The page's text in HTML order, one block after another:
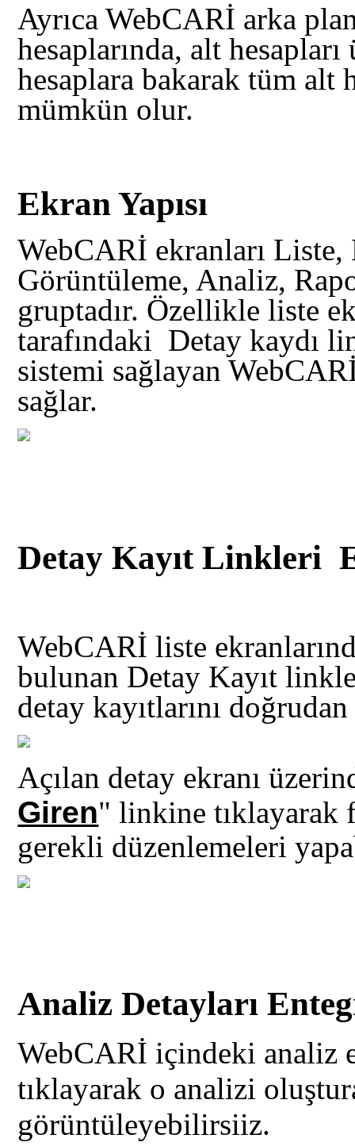
Ayrıca WebCARİ arka
hesaplarında, alt
hesaplara bakarak tüm alt
mümkün olur.
Ekran Yapısı
WebCARİ ekranları
Görüntüleme, Analiz,
gruptadır. Özellikle liste
tarafındaki Detay kaydı
sistemi sağlayan
sağlar.
Detay Kayıt Linkleri
WebCARİ liste
bulunan Detay Kayıt
detay kayıtlarını
Açılan detay ekranı
Giren" linkine tıklayarak
gerekli düzenlemeleri
Analiz Detayları
WebCARİ içindeki analiz
tıklayarak o analizi
görüntüleyebilirsiiz.